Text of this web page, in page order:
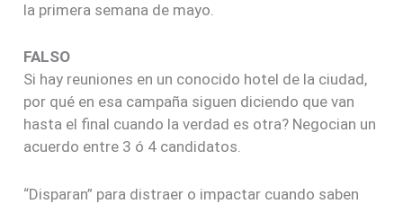
la primera semana de mayo.
FALSO
Si hay reuniones en un conocido hotel de la ciudad,
por qué en esa campaña siguen diciendo que van
hasta el final cuando la verdad es otra? Negocian un
acuerdo entre 3 ó 4 candidatos.
“Disparan” para distraer o impactar cuando saben